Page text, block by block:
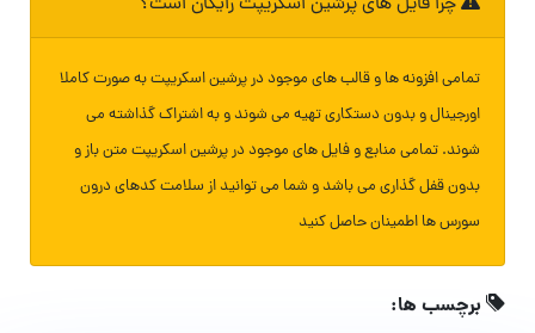
تمامی افزونه ها و قالب های موجود در پرشین اسکریپت به صورت کاملا
اورجینال و بدون دستکاری تهیه می شوند و به اشتراک گذاشته می
شوند. تمامی منابع و فایل های موجود در پرشین اسکریپت متن باز و
بدون قفل گذاری می باشد و شما می توانید از سلامت کدهای درون
سورس ها اطمینان حاصل کنید
برچسب ها: